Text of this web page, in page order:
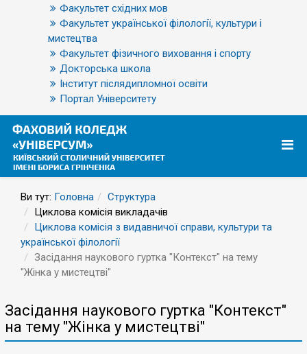
Факультет східних мов
Факультет української філології, культури і
мистецтва
Факультет фізичного виховання і спорту
Докторська школа
Інститут післядипломної освіти
Портал Університету
Ви тут: Головна
Структура
Циклова комісія викладачів
Циклова комісія з видавничої справи, культури та
української філології
Засідання наукового гуртка "Контекст" на тему
"Жінка у мистецтві"
Засідання наукового гуртка "Контекст"
на тему "Жінка у мистецтві"